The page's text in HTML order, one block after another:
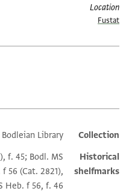
Location
Fustat
Additional metadata
Collection
Bodleian Library
Historical
shelfmarks
f. 45; Bodl. MS
56 (Cat. 2821),
Heb. f 56, f. 46